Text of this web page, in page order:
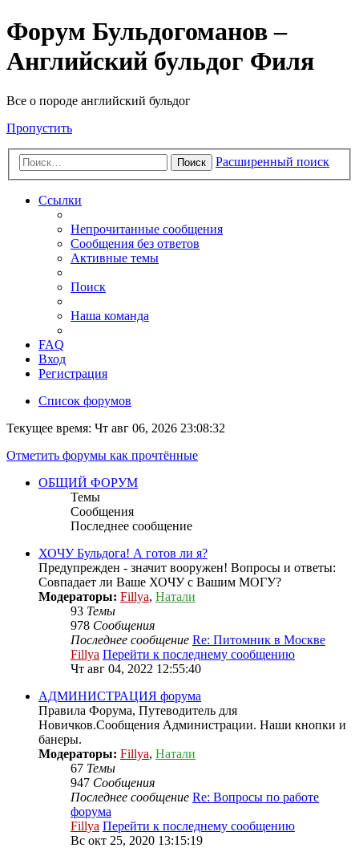
Форум Бульдогоманов –
Английский бульдог Филя
Все о породе английский бульдог
Пропустить
Поиск Расширенный поиск
Ссылки
Непрочитанные сообщения
Сообщения без ответов
Активные темы
Поиск
Наша команда
FAQ
Вход
Регистрация
Список форумов
Текущее время: Чт авг 06, 2026 23:08:32
Отметить форумы как прочтённые
ОБЩИЙ ФОРУМ
Темы
Сообщения
Последнее сообщение
ХОЧУ Бульдога! А готов ли я?
Предупрежден - значит вооружен! Вопросы и ответы:
Совпадает ли Ваше ХОЧУ с Вашим МОГУ?
Модераторы: Fillya, Натали
93 Темы
978 Сообщения
Последнее сообщение Re: Питомник в Москве
Fillya Перейти к последнему сообщению
Чт авг 04, 2022 12:55:40
АДМИНИСТРАЦИЯ форума
Правила Форума, Путеводитель для
Новичков.Сообщения Администрации. Наши кнопки и
банеры.
Модераторы: Fillya, Натали
67 Темы
947 Сообщения
Последнее сообщение Re: Вопросы по работе
форума
Fillya Перейти к последнему сообщению
Вс окт 25, 2020 13:15:19